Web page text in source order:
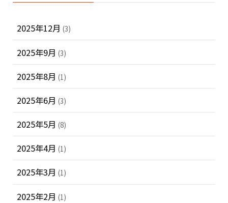
2025年12月 (3)
2025年9月 (3)
2025年8月 (1)
2025年6月 (3)
2025年5月 (8)
2025年4月 (1)
2025年3月 (1)
2025年2月 (1)